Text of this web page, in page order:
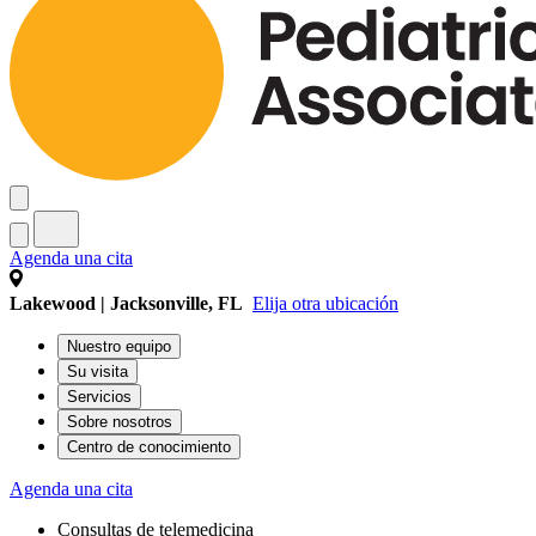
Agenda una cita
Lakewood | Jacksonville, FL Elija otra ubicación
Nuestro equipo
Su visita
Servicios
Sobre nosotros
Centro de conocimiento
Agenda una cita
Consultas de telemedicina